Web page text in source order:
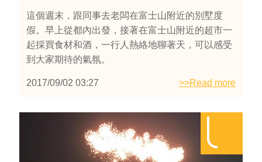
這個週末，跟同事去老闆在富士山附近的別墅度
假。早上從都內出發，接著在富士山附近的超市一
起採買食材和酒，一行人熱絡地聊著天，可以感受
到大家期待的氣氛。
2017/09/02 03:27 >>Read more